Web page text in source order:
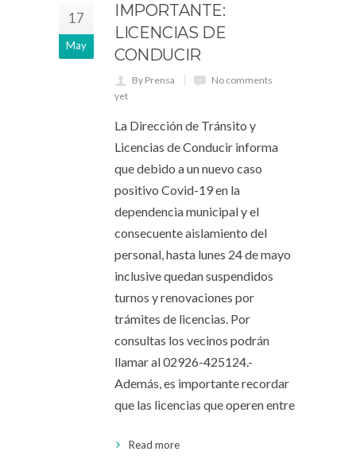
17
May
IMPORTANTE:
LICENCIAS DE
CONDUCIR
By Prensa
No comments
yet
La Dirección de Tránsito y
Licencias de Conducir informa
que debido a un nuevo caso
positivo Covid-19 en la
dependencia municipal y el
consecuente aislamiento del
personal, hasta lunes 24 de mayo
inclusive quedan suspendidos
turnos y renovaciones por
trámites de licencias. Por
consultas los vecinos podrán
llamar al 02926-425124.-
Además, es importante recordar
que las licencias que operen entre
Read more